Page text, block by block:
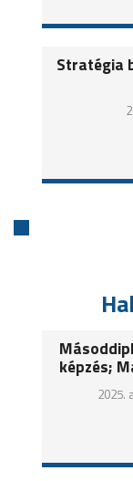
Stratégia
képzés;
2025.